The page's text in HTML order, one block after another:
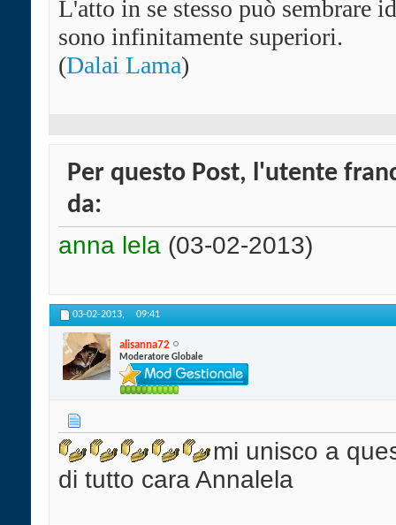
L'atto in se stesso può sembrare
sono infinitamente superiori.
(Dalai Lama)
Per questo Post, l'utente
da:
anna lela (03-02-2013)
03-02-2013, 09:41
alisanna72
Moderatore Globale
mi unisco a
di tutto cara Annalela